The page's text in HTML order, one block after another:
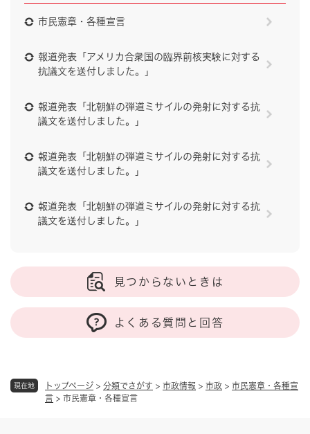
現在地 トップページ > 分類でさがす > 市政情報 > 市政 > 市民憲章・各種宣
言 > 市民憲章・各種宣言
市民憲章・各種宣言
報道発表「アメリカ合衆国の臨界前核実験に対する
抗議文を送付しました。」
報道発表「北朝鮮の弾道ミサイルの発射に対する抗
議文を送付しました。」
報道発表「北朝鮮の弾道ミサイルの発射に対する抗
議文を送付しました。」
報道発表「北朝鮮の弾道ミサイルの発射に対する抗
議文を送付しました。」
見つからないときは
よくある質問と回答